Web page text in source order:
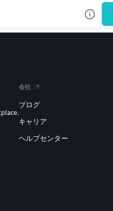
会社
ブログ
キャリア
ヘルプセンター